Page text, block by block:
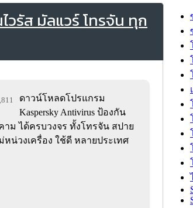
รัส มัลแวร์ โทรจัน ทุก
ดาวน์โหลดโปรแกรม
Kaspersky Antivirus ป้องกัน
ม ได้ครบวงจร ทั้งโทรจัน สปาย
หน่วงเครื่อง ใช้ดี หลายประเทศ